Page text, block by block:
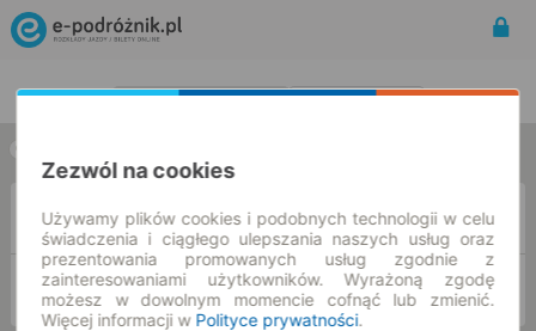
Z
DO
Zezwól na cookies
Używamy plików cookies i podobnych technologii w celu
świadczenia i ciągłego ulepszania naszych usług oraz
prezentowania promowanych usług zgodnie z
zainteresowaniami użytkowników. Wyrażoną zgodę
możesz w dowolnym momencie cofnąć lub zmienić.
Więcej informacji w Polityce prywatności.